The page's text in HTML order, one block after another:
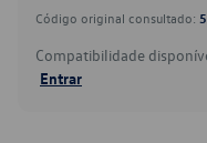
Código original consultado:
Compatibilidade
Entrar